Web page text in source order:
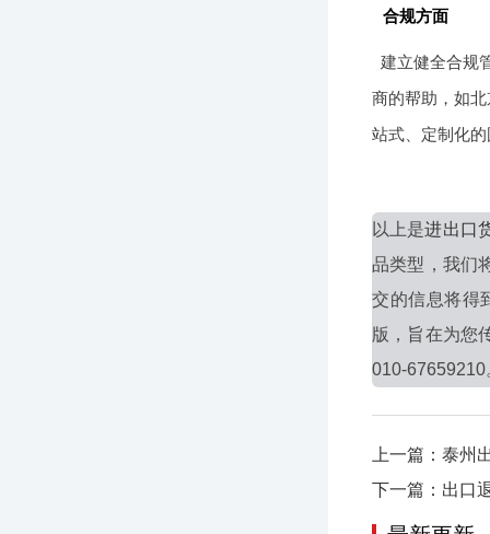
合规方面
建立健全合规
商的帮助，如
站式、定制化
以上是进出口
品类型，我们
交的信息将得
版，旨在为您
010-67659210
上一篇：泰州
下一篇：出口